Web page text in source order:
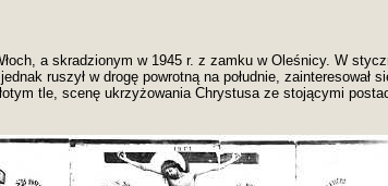
a skradzionym w 1945 r. z zamku w Oleśnicy. W
ruszył w drogę powrotną na południe,
tle, scenę ukrzyżowania Chrystusa ze stojącymi